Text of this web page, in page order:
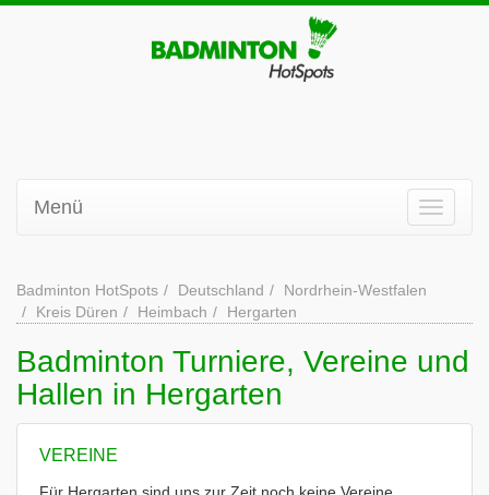
Menü
Badminton HotSpots Deutschland
Nordrhein-Westfalen
Kreis Düren
Heimbach Hergarten
Badminton Turniere, Vereine und
Hallen in Hergarten
VEREINE